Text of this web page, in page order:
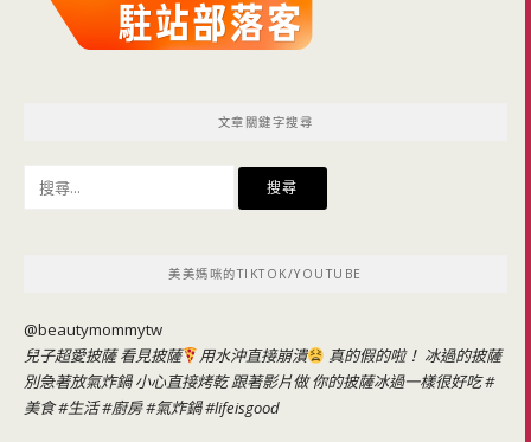
文章關鍵字搜尋
美美媽咪的TIKTOK/YOUTUBE
@beautymommytw
兒子超愛披薩 看見披薩
用水沖直接崩潰
真的假的啦！ 冰過的披薩
別急著放氣炸鍋 小心直接烤乾 跟著影片做 你的披薩冰過一樣很好吃#
美食#生活#廚房#氣炸鍋#lifeisgood